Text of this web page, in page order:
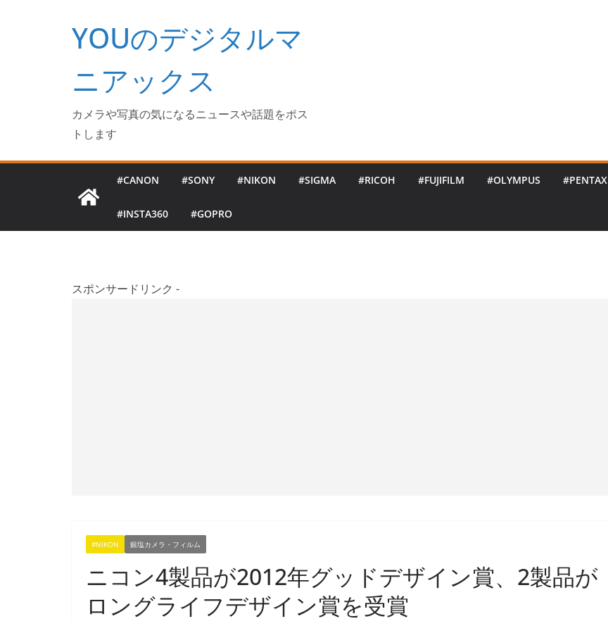
ッ
YOUのデジタルマ
ニアックス
カメラや写真の気になるニュースや話題をポス
トします
#CANON #SONY #NIKON #SIGMA #RICOH #FUJIFILM #OLYMPUS #PENTAX
#INSTA360 #GOPRO
スポンサードリンク -
#NIKON 銀塩カメラ・フィルム
ニコン4製品が2012年グッドデザイン賞、2製品が
ロングライフデザイン賞を受賞